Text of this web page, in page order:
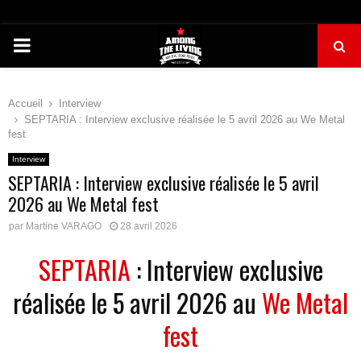
PRIMARY
Accueil
Interview
SEPTARIA : Interview exclusive réalisée le 5 avril 2026 au We Metal
fest
Interview
SEPTARIA : Interview exclusive réalisée le 5 avril
2026 au We Metal fest
par Martine VARAGO 28 avril 2026
SEPTARIA : Interview exclusive
réalisée le 5 avril 2026 au We Metal
fest